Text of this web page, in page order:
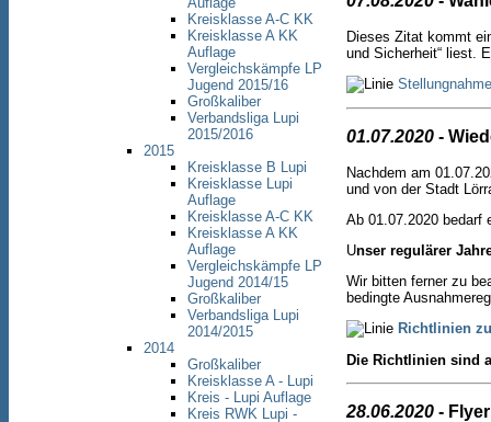
Kreisklasse A-C KK
Kreisklasse A KK
Auflage
Vergleichskämpfe LP
Jugend 2015/16
Großkaliber
Verbandsliga Lupi
2015/2016
2015
Kreisklasse B Lupi
Kreisklasse Lupi
Auflage
Kreisklasse A-C KK
Kreisklasse A KK
Auflage
Vergleichskämpfe LP
Jugend 2014/15
Großkaliber
Verbandsliga Lupi
2014/2015
2014
Großkaliber
Kreisklasse A - Lupi
Kreis - Lupi Auflage
Kreis RWK Lupi -
Dieses Zitat kommt
und Sicherheit“ liest.
01.07.2020 -
Nachdem am
und von der Stadt
Ab 01.07.2020 bedarf
Unser regulärer
Wir bitten ferner zu
bedingte
Richtlinien
Die Richtlinien sind
28.06.2020 -